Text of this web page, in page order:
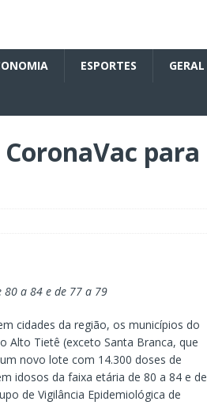
ESPORTES GERAL
para
a 84 e de 77 a 79
cidades da região, os municípios do
Alto Tietê (exceto Santa Branca, que
novo lote com 14.300 doses de
idosos da faixa etária de 80 a 84 e de
de Vigilância Epidemiológica de